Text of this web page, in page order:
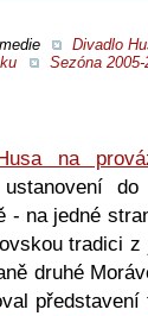
Divadlo
Sezóna 2005-
na
do
- na jedné
tradici z
druhé
představení